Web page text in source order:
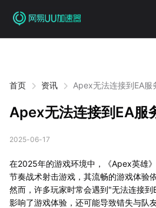
首页 资讯 Apex无法连接到EA服
Apex无法连接到EA服
2025-06-17
在2025年的游戏环境中，《Apex英雄
节奏战术射击游戏，其流畅的游戏体验
然而，许多玩家时常会遇到"无法连接到
影响了游戏体验，还可能导致错失与队